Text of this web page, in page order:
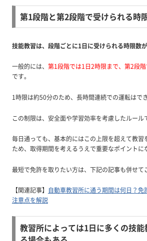
第1段階と第2段階で受けられる時
技能教習は、段階ごとに1日に受けられる時限数
一般的には、 第1段階では1日2時限まで、第2段
です。
1時限は約50分のため、長時間連続での運転はでき
この制限は、安全面や学習効率を考慮したルール
毎日通っても、基本的にはこの上限を超えて教習
ため、取得期間を考えるうえで重要なポイントに
最短で免許を取りたい方は、下記の記事も併せて
【関連記事】
自動車教習所に通う期間は何日？
注意点を解説
教習所によっては1日に多くの技